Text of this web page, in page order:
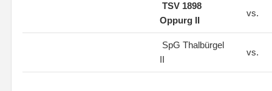
TSV 1898
Oppurg II
vs.
SpG Thalbürgel
II
vs.